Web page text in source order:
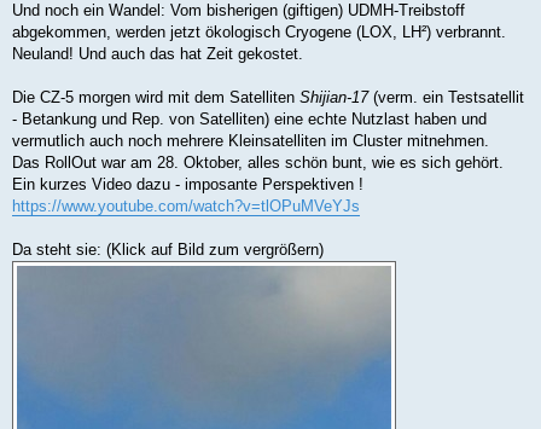
Und noch ein Wandel: Vom bisherigen (giftigen) UDMH-Treibstoff
abgekommen, werden jetzt ökologisch Cryogene (LOX, LH²) verbrannt.
Neuland! Und auch das hat Zeit gekostet.
Die CZ-5 morgen wird mit dem Satelliten Shijian-17(verm. ein Testsatellit
- Betankung und Rep. von Satelliten) eine echte Nutzlast haben und
vermutlich auch noch mehrere Kleinsatelliten im Cluster mitnehmen.
Das RollOut war am 28. Oktober, alles schön bunt, wie es sich gehört.
Ein kurzes Video dazu - imposante Perspektiven !
https://www.youtube.com/watch?v=tlOPuMVeYJs
Da steht sie: (Klick auf Bild zum vergrößern)